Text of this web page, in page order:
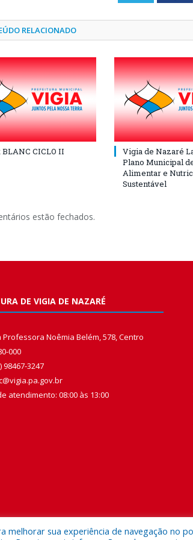
RELACIONADO
BLANC CICLO II
Vigia de Nazaré
Plano Municipal
Alimentar e
Sustentável
estão fechados.
DE VIGIA DE NAZARÉ
Professora Noêmia Belém, 578, Centro
000
98467-3247
atendimento: 08:00 às 13:00
melhorar sua experiência de navegação no